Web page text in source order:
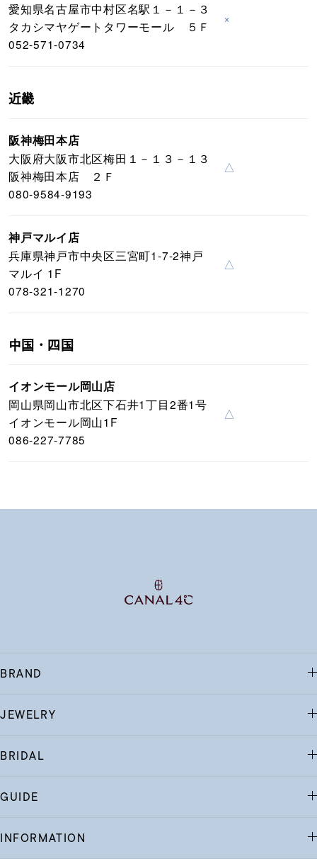
愛知県名古屋市中村区名駅１－１－３
タカシマヤゲートタワーモール ５Ｆ
052-571-0734
×
近畿
阪神梅田本店
大阪府大阪市北区梅田１－１３－１３
阪神梅田本店 ２Ｆ
080-9584-9193
△
神戸マルイ店
兵庫県神戸市中央区三宮町1-7-2神戸
マルイ 1F
078-321-1270
△
中国・四国
イオンモール岡山店
岡山県岡山市北区下石井1丁目2番1号
イオンモール岡山1F
086-227-7785
△
BRAND
JEWELRY
BRIDAL
GUIDE
INFORMATION